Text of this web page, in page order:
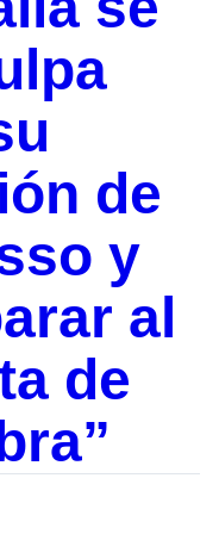
de
y
al
de